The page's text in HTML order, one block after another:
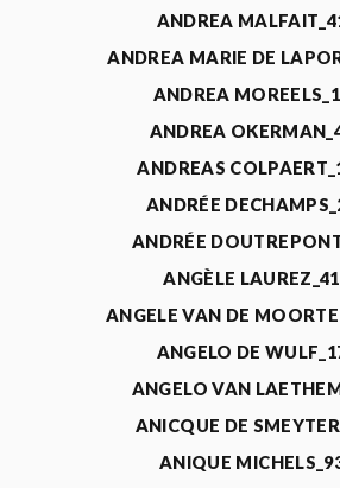
ANDREA
ANDREA MARIE DE
ANDREA
ANDREA
ANDREAS
ANDRÉE
ANDRÉE
ANGÈLE
ANGELE VAN DE
ANGELO DE
ANGELO VAN
ANICQUE DE
ANIQUE